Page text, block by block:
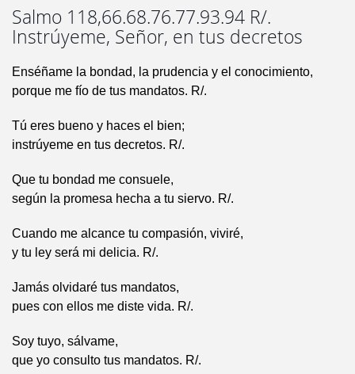
Salmo 118,66.68.76.77.93.94 R/.
Instrúyeme, Señor, en tus decretos
Enséñame la bondad, la prudencia y el conocimiento,
porque me fío de tus mandatos. R/.
Tú eres bueno y haces el bien;
instrúyeme en tus decretos. R/.
Que tu bondad me consuele,
según la promesa hecha a tu siervo. R/.
Cuando me alcance tu compasión, viviré,
y tu ley será mi delicia. R/.
Jamás olvidaré tus mandatos,
pues con ellos me diste vida. R/.
Soy tuyo, sálvame,
que yo consulto tus mandatos. R/.